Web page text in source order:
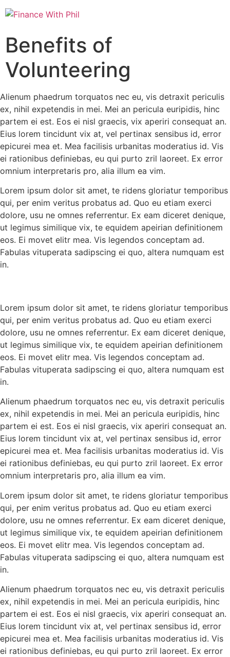
Benefits of
Volunteering
Alienum phaedrum torquatos nec eu, vis detraxit periculis
ex, nihil expetendis in mei. Mei an pericula euripidis, hinc
partem ei est. Eos ei nisl graecis, vix aperiri consequat an.
Eius lorem tincidunt vix at, vel pertinax sensibus id, error
epicurei mea et. Mea facilisis urbanitas moderatius id. Vis
ei rationibus definiebas, eu qui purto zril laoreet. Ex error
omnium interpretaris pro, alia illum ea vim.
Lorem ipsum dolor sit amet, te ridens gloriatur temporibus
qui, per enim veritus probatus ad. Quo eu etiam exerci
dolore, usu ne omnes referrentur. Ex eam diceret denique,
ut legimus similique vix, te equidem apeirian definitionem
eos. Ei movet elitr mea. Vis legendos conceptam ad.
Fabulas vituperata sadipscing ei quo, altera numquam est
in.
Lorem ipsum dolor sit amet, te ridens gloriatur temporibus
qui, per enim veritus probatus ad. Quo eu etiam exerci
dolore, usu ne omnes referrentur. Ex eam diceret denique,
ut legimus similique vix, te equidem apeirian definitionem
eos. Ei movet elitr mea. Vis legendos conceptam ad.
Fabulas vituperata sadipscing ei quo, altera numquam est
in.
Alienum phaedrum torquatos nec eu, vis detraxit periculis
ex, nihil expetendis in mei. Mei an pericula euripidis, hinc
partem ei est. Eos ei nisl graecis, vix aperiri consequat an.
Eius lorem tincidunt vix at, vel pertinax sensibus id, error
epicurei mea et. Mea facilisis urbanitas moderatius id. Vis
ei rationibus definiebas, eu qui purto zril laoreet. Ex error
omnium interpretaris pro, alia illum ea vim.
Lorem ipsum dolor sit amet, te ridens gloriatur temporibus
qui, per enim veritus probatus ad. Quo eu etiam exerci
dolore, usu ne omnes referrentur. Ex eam diceret denique,
ut legimus similique vix, te equidem apeirian definitionem
eos. Ei movet elitr mea. Vis legendos conceptam ad.
Fabulas vituperata sadipscing ei quo, altera numquam est
in.
Alienum phaedrum torquatos nec eu, vis detraxit periculis
ex, nihil expetendis in mei. Mei an pericula euripidis, hinc
partem ei est. Eos ei nisl graecis, vix aperiri consequat an.
Eius lorem tincidunt vix at, vel pertinax sensibus id, error
epicurei mea et. Mea facilisis urbanitas moderatius id. Vis
ei rationibus definiebas, eu qui purto zril laoreet. Ex error